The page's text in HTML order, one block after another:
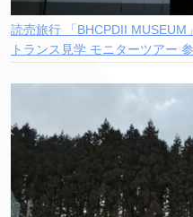
読売旅行 「BHCPDII
トランス見学 モニターツアー